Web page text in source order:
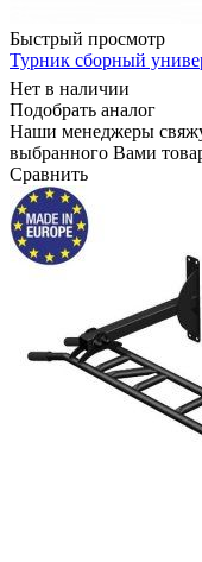
Быстрый просмотр
Турник сборный
Нет в наличии
Подобрать аналог
Наши менеджеры
выбранного Вами
Сравнить